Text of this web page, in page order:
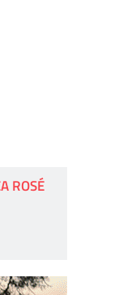
ROSÉ